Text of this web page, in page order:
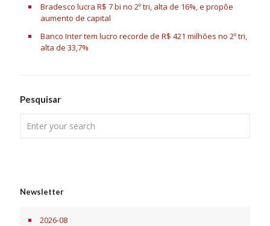
Bradesco lucra R$ 7 bi no 2º tri, alta de 16%, e propõe
aumento de capital
Banco Inter tem lucro recorde de R$ 421 milhões no 2º tri,
alta de 33,7%
Pesquisar
Newsletter
2026-08